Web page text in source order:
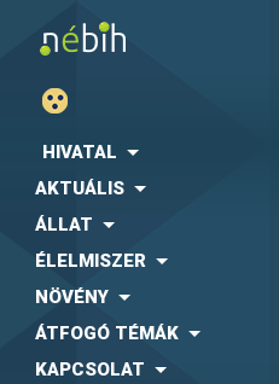
HIVATAL
AKTUÁLIS
ÁLLAT
ÉLELMISZER
NÖVÉNY
ÁTFOGÓ TÉMÁK
KAPCSOLAT